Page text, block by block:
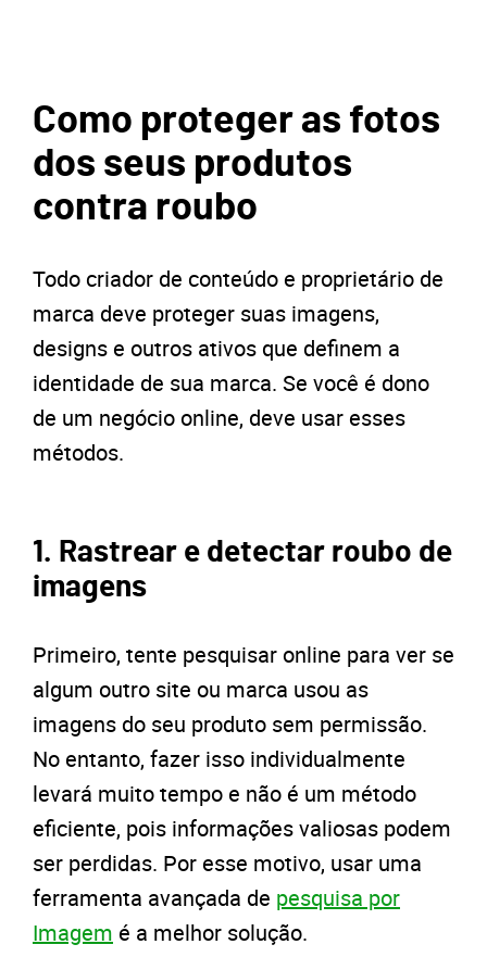
Como proteger as fotos
dos seus produtos
contra roubo
Todo criador de conteúdo e proprietário de
marca deve proteger suas imagens,
designs e outros ativos que definem a
identidade de sua marca. Se você é dono
de um negócio online, deve usar esses
métodos.
1. Rastrear e detectar roubo de
imagens
Primeiro, tente pesquisar online para ver se
algum outro site ou marca usou as
imagens do seu produto sem permissão.
No entanto, fazer isso individualmente
levará muito tempo e não é um método
eficiente, pois informações valiosas podem
ser perdidas. Por esse motivo, usar uma
ferramenta avançada de pesquisa por
Imagem é a melhor solução.